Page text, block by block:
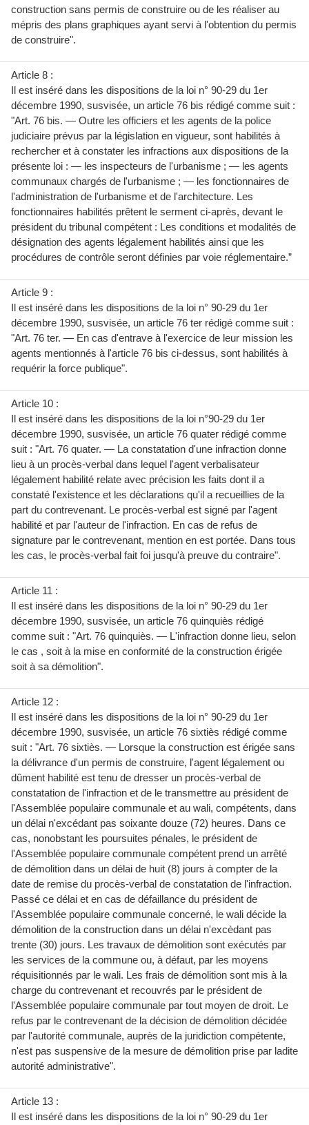
construction sans permis de construire ou de les réaliser au
mépris des plans graphiques ayant servi à l'obtention du permis
de construire".
Article 8 :
Il est inséré dans les dispositions de la loi n° 90-29 du 1er
décembre 1990, susvisée, un article 76 bis rédigé comme suit :
"Art. 76 bis. — Outre les officiers et les agents de la police
judiciaire prévus par la législation en vigueur, sont habilités à
rechercher et à constater les infractions aux dispositions de la
présente loi : — les inspecteurs de l'urbanisme ; — les agents
communaux chargés de l'urbanisme ; — les fonctionnaires de
l'administration de l'urbanisme et de l'architecture. Les
fonctionnaires habilités prêtent le serment ci-après, devant le
président du tribunal compétent : Les conditions et modalités de
désignation des agents légalement habilités ainsi que les
procédures de contrôle seront définies par voie réglementaire.”
Article 9 :
Il est inséré dans les dispositions de la loi n° 90-29 du 1er
décembre 1990, susvisée, un article 76 ter rédigé comme suit :
"Art. 76 ter. — En cas d'entrave à l'exercice de leur mission les
agents mentionnés à l'article 76 bis ci-dessus, sont habilités à
requérir la force publique".
Article 10 :
Il est inséré dans les dispositions de la loi n°90-29 du 1er
décembre 1990, susvisée, un article 76 quater rédigé comme
suit : "Art. 76 quater. — La constatation d'une infraction donne
lieu à un procès-verbal dans lequel l'agent verbalisateur
légalement habilité relate avec précision les faits dont il a
constaté l'existence et les déclarations qu'il a recueillies de la
part du contrevenant. Le procès-verbal est signé par l'agent
habilité et par l'auteur de l'infraction. En cas de refus de
signature par le contrevenant, mention en est portée. Dans tous
les cas, le procès-verbal fait foi jusqu'à preuve du contraire".
Article 11 :
Il est inséré dans les dispositions de la loi n° 90-29 du 1er
décembre 1990, susvisée, un article 76 quinquiès rédigé
comme suit : "Art. 76 quinquiès. — L'infraction donne lieu, selon
le cas , soit à la mise en conformité de la construction érigée
soit à sa démolition".
Article 12 :
Il est inséré dans les dispositions de la loi n° 90-29 du 1er
décembre 1990, susvisée, un article 76 sixtiès rédigé comme
suit : "Art. 76 sixtiès. — Lorsque la construction est érigée sans
la délivrance d'un permis de construire, l'agent légalement ou
dûment habilité est tenu de dresser un procès-verbal de
constatation de l'infraction et de le transmettre au président de
l'Assemblée populaire communale et au wali, compétents, dans
un délai n'excédant pas soixante douze (72) heures. Dans ce
cas, nonobstant les poursuites pénales, le président de
l'Assemblée populaire communale compétent prend un arrêté
de démolition dans un délai de huit (8) jours à compter de la
date de remise du procès-verbal de constatation de l'infraction.
Passé ce délai et en cas de défaillance du président de
l'Assemblée populaire communale concerné, le wali décide la
démolition de la construction dans un délai n'excèdant pas
trente (30) jours. Les travaux de démolition sont exécutés par
les services de la commune ou, à défaut, par les moyens
réquisitionnés par le wali. Les frais de démolition sont mis à la
charge du contrevenant et recouvrés par le président de
l'Assemblée populaire communale par tout moyen de droit. Le
refus par le contrevenant de la décision de démolition décidée
par l'autorité communale, auprès de la juridiction compétente,
n'est pas suspensive de la mesure de démolition prise par ladite
autorité administrative".
Article 13 :
Il est inséré dans les dispositions de la loi n° 90-29 du 1er